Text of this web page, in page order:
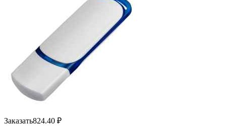
Заказать824.40 ₽